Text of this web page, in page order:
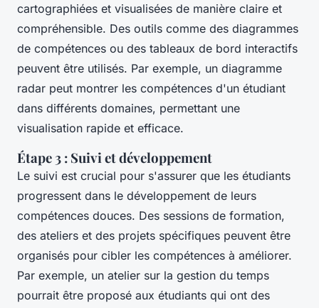
cartographiées et visualisées de manière claire et
compréhensible. Des outils comme des diagrammes
de compétences ou des tableaux de bord interactifs
peuvent être utilisés. Par exemple, un diagramme
radar peut montrer les compétences d'un étudiant
dans différents domaines, permettant une
visualisation rapide et efficace.
Étape 3 : Suivi et développement
Le suivi est crucial pour s'assurer que les étudiants
progressent dans le développement de leurs
compétences douces. Des sessions de formation,
des ateliers et des projets spécifiques peuvent être
organisés pour cibler les compétences à améliorer.
Par exemple, un atelier sur la gestion du temps
pourrait être proposé aux étudiants qui ont des